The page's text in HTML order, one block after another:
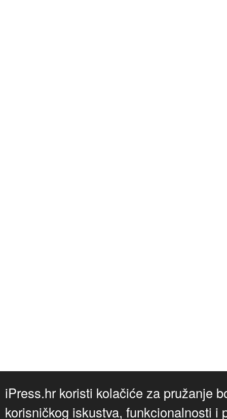
iPress.hr koristi kolačiće za pružanje
korisničkog iskustva, funkcionalnosti i